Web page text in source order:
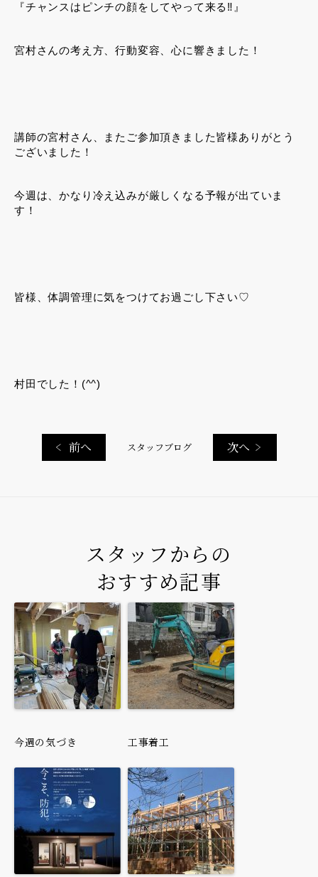
『チャンスはピンチの顔をしてやって来る‼︎』
宮村さんの考え方、行動変容、心に響きました！
講師の宮村さん、またご参加頂きました皆様ありがとう
ございました！
今週は、かなり冷え込みが厳しくなる予報が出ていま
す！
皆様、体調管理に気をつけてお過ごし下さい♡
村田でした！(^^)
前へ スタッフブログ 次へ
スタッフからの
おすすめ記事
今週の気づき 工事着工